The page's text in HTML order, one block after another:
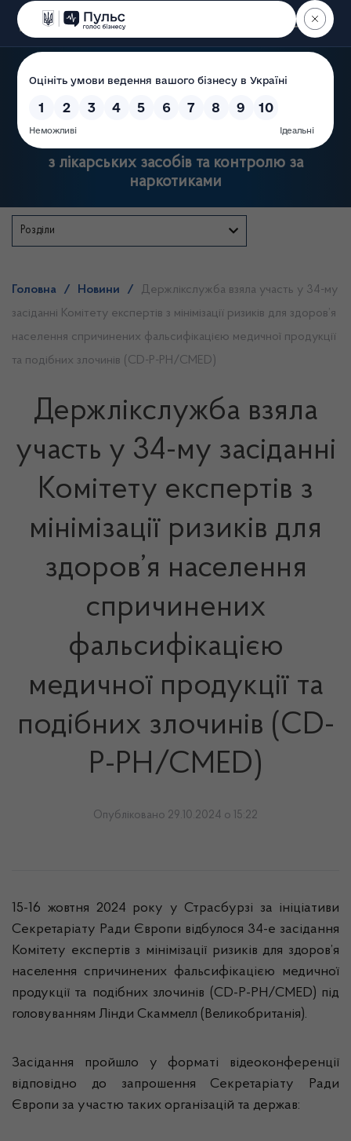
Пошук
Державна служба України
з лікарських засобів та контролю за
наркотиками
Розділи
Головна / Новини /
Держлікслужба взяла участь у 34-му
засіданні Комітету експертів з мінімізації ризиків для здоров’я
населення спричинених фальсифікацією медичної продукції
та подібних злочинів (CD-P-PH/CMED)
Держлікслужба взяла
участь у 34-му засіданні
Комітету експертів з
мінімізації ризиків для
здоров’я населення
спричинених
фальсифікацією
медичної продукції та
подібних злочинів (CD-
P-PH/CMED)
Опубліковано 29.10.2024 о 15:22
15-16 жовтня 2024 року у Страсбурзі за ініціативи
Секретаріату Ради Європи відбулося 34-е засідання
Комітету експертів з мінімізації ризиків для здоров’я
населення спричинених фальсифікацією медичної
продукції та подібних злочинів (CD-P-PH/CMED) під
головуванням Лінди Скаммелл (Великобританія).
Засідання пройшло у форматі відеоконференції
відповідно до запрошення Секретаріату Ради
Європи за участю таких організацій та держав: